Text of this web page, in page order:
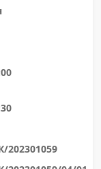
202301059